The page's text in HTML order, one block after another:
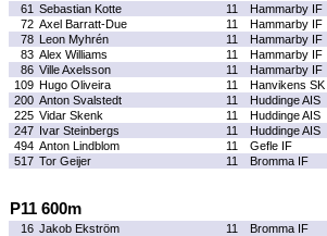
61 Sebastian Kotte 11 Hammarby IF
72 Axel Barratt-Due 11 Hammarby IF
78 Leon Myhrén 11
Hammarby IF
83 Alex Williams 11
Hammarby IF
86 Ville Axelsson 11
Hammarby IF
109 Hugo Oliveira 11
Hanvikens SK
200 Anton Svalstedt 11
Huddinge AIS
225 Vidar Skenk 11
Huddinge AIS
247 Ivar Steinbergs 11 Huddinge AIS
494 Anton Lindblom 11 Gefle IF
517 Tor Geijer 11
Bromma IF
P11 600m
16 Jakob Ekström 11
Bromma IF